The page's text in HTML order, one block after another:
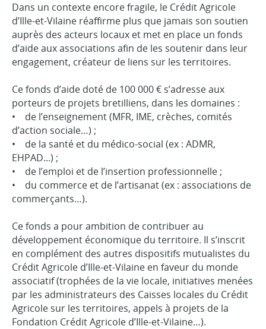
Dans un contexte encore fragile, le Crédit Agricole
d’Ille-et-Vilaine réaffirme plus que jamais son soutien
auprès des acteurs locaux et met en place un fonds
d’aide aux associations afin de les soutenir dans leur
engagement, créateur de liens sur les territoires.
Ce fonds d’aide doté de 100 000 € s’adresse aux
porteurs de projets bretilliens, dans les domaines :
• de l’enseignement (MFR, IME, crèches, comités
d’action sociale…) ;
• de la santé et du médico-social (ex : ADMR,
EHPAD...) ;
• de l’emploi et de l’insertion professionnelle ;
• du commerce et de l’artisanat (ex : associations de
commerçants…).
Ce fonds a pour ambition de contribuer au
développement économique du territoire. Il s’inscrit
en complément des autres dispositifs mutualistes du
Crédit Agricole d’Ille-et-Vilaine en faveur du monde
associatif (trophées de la vie locale, initiatives menées
par les administrateurs des Caisses locales du Crédit
Agricole sur les territoires, appels à projets de la
Fondation Crédit Agricole d’Ille-et-Vilaine…).